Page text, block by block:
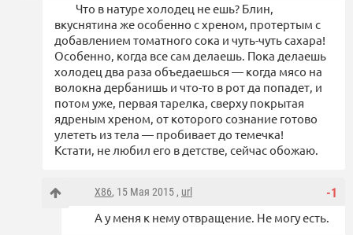
Что в натуре холодец не ешь? Блин,
вкуснятина же особенно с хреном, протертым с
добавлением томатного сока и чуть-чуть сахара!
Особенно, когда все сам делаешь. Пока делаешь
холодец два раза объедаешься — когда мясо на
волокна дербанишь и что-то в рот да попадет, и
потом уже, первая тарелка, сверху покрытая
ядреным хреном, от которого сознание готово
улететь из тела — пробивает до темечка!
Кстати, не любил его в детстве, сейчас обожаю.
-1
X86, 15 Мая 2015 , url
А у меня к нему отвращение. Не могу есть.